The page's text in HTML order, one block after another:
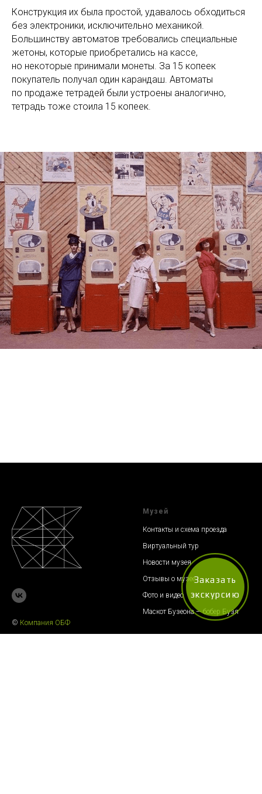
Конструкция их была простой, удавалось обходиться
без электроники, исключительно механикой.
Большинству автоматов требовались специальные
жетоны, которые приобретались на кассе,
но некоторые принимали монеты. За 15 копеек
покупатель получал один карандаш. Автоматы
по продаже тетрадей были устроены аналогично,
тетрадь тоже стоила 15 копеек.
© Компания ОБФ
Музей
Контакты и схема проезда
Виртуальный тур
Новости музея
Отзывы о музее
Фото и видео
Маскот Бузеона — бобер Бузя
Заказать
экскурсию